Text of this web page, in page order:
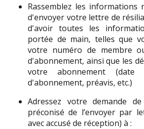
Rassemblez les informations
d'envoyer votre lettre de
d'avoir toutes les
portée de main, telles que
votre numéro de membre
d'abonnement, ainsi que les
votre abonnement
d'abonnement, préavis, etc.)
Adressez votre demande
préconisé de l’envoyer par
avec accusé de réception) à :